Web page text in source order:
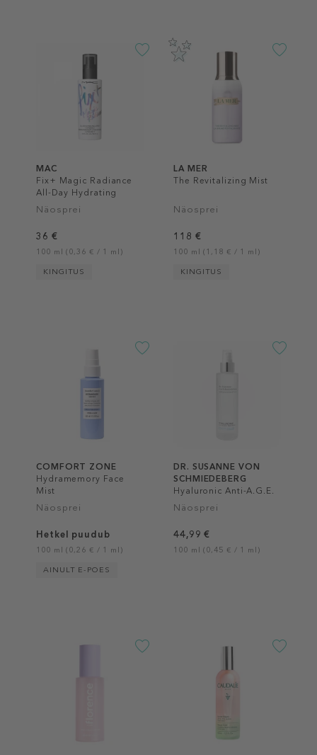
MAC
Fix+ Magic Radiance
All-Day Hydrating
Spray + Vitamin C
Näosprei
36 €
100 ml (0,36 € / 1 ml)
KINGITUS
LA MER
The Revitalizing Mist
Näosprei
118 €
100 ml (1,18 € / 1 ml)
KINGITUS
COMFORT ZONE
Hydramemory Face
Mist
Näosprei
Hetkel puudub
100 ml (0,26 € / 1 ml)
AINULT E-POES
DR. SUSANNE VON
SCHMIEDEBERG
Hyaluronic Anti-A.G.E.
Face Spray
Näosprei
44,99 €
100 ml (0,45 € / 1 ml)